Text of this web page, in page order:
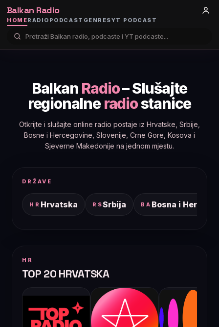
Balkan Radio
HOMERADIO PODCAST GENRESYT PODCAST
Balkan Radio– Slušajte
regionalneradiostanice
Otkrijte i slušajte online radio postaje iz Hrvatske, Srbije,
Bosne i Hercegovine, Slovenije, Crne Gore, Kosova i
Sjeverne Makedonije na jednom mjestu.
DRŽAVE
HR Hrvatska RSSrbija BA Bosna i
HR
TOP 20 HRVATSKA